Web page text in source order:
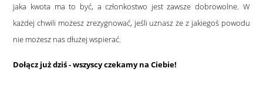
jaka kwota ma to być, a członkostwo jest zawsze dobrowolne. W
każdej chwili możesz zrezygnować, jeśli uznasz że z jakiegoś powodu
nie możesz nas dłużej wspierać.
Dołącz już dziś - wszyscy czekamy na Ciebie!